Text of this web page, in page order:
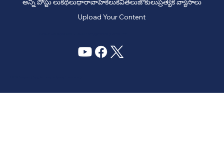
అన్ని పోస్టు లుకథలుధారావాహికలుకవితలుజోకులుప్రత్యేక వ్యాసాలు
Upload Your Content